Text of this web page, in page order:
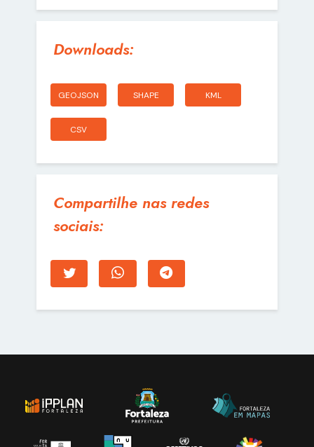
Downloads:
GEOJSON SHAPE KML
CSV
Compartilhe nas redes
sociais: